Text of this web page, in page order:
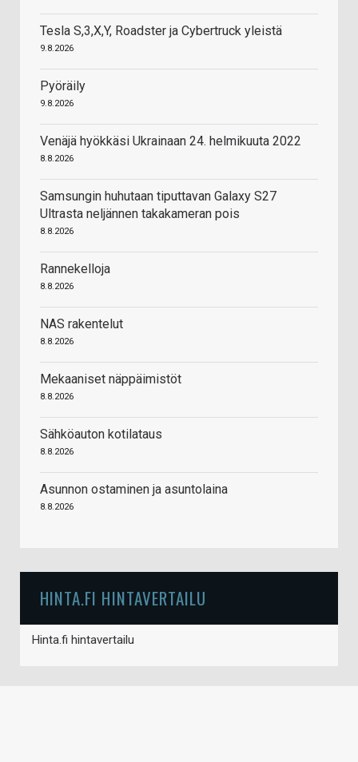
Tesla S,3,X,Y, Roadster ja Cybertruck yleistä
9.8.2026
Pyöräily
9.8.2026
Venäjä hyökkäsi Ukrainaan 24. helmikuuta 2022
8.8.2026
Samsungin huhutaan tiputtavan Galaxy S27
Ultrasta neljännen takakameran pois
8.8.2026
Rannekelloja
8.8.2026
NAS rakentelut
8.8.2026
Mekaaniset näppäimistöt
8.8.2026
Sähköauton kotilataus
8.8.2026
Asunnon ostaminen ja asuntolaina
8.8.2026
HINTA.FI HINTAVERTAILU
Hinta.fi hintavertailu